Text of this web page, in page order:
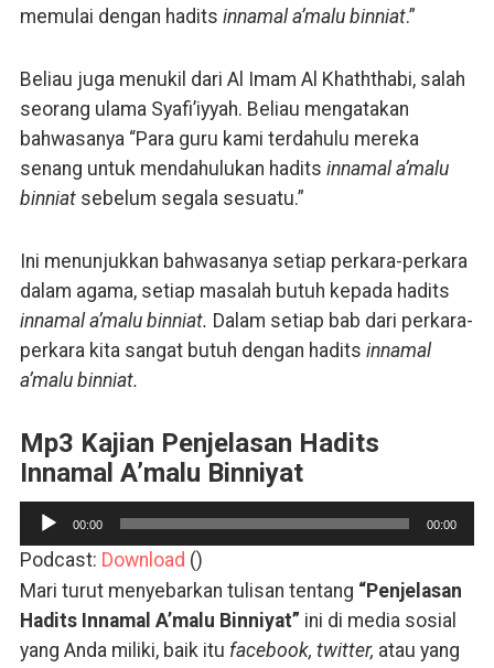
memulai dengan hadits innamal a’malu binniat.”
Beliau juga menukil dari Al Imam Al Khaththabi, salah
seorang ulama Syafi’iyyah. Beliau mengatakan
bahwasanya “Para guru kami terdahulu mereka
senang untuk mendahulukan hadits innamal a’malu
binniatsebelum segala sesuatu.”
Ini menunjukkan bahwasanya setiap perkara-perkara
dalam agama, setiap masalah butuh kepada hadits
innamal a’malu binniat. Dalam setiap bab dari perkara-
perkara kita sangat butuh dengan hadits innamal
a’malu binniat.
Mp3 Kajian Penjelasan Hadits
Innamal A’malu Binniyat
Pemutar
Audio
00:00 00:00
Podcast: Download ()
Mari turut menyebarkan tulisan tentang “Penjelasan
Hadits Innamal A’malu Binniyat” ini di media sosial
yang Anda miliki, baik itu facebook, twitter, atau yang